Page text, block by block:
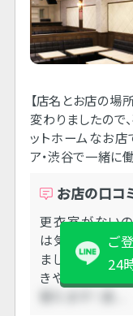
【店名とお店の場
変わりましたの
ットホームなお
ア・渋谷で一緒に
お店の口コ
更衣室がない
は気さくに話
ました！ ドリ
きやすかったで
替えます！ 店....
ご
24